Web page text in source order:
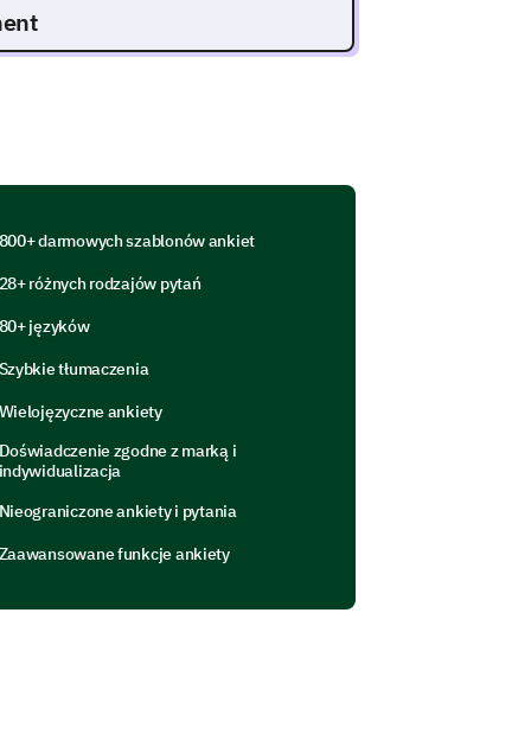
of job insecurity?
800+ darmowych szablonów ankiet
28+ różnych rodzajów pytań
80+ języków
Szybkie tłumaczenia
Wielojęzyczne ankiety
Doświadczenie zgodne z marką i
indywidualizacja
Nieograniczone ankiety i pytania
Zaawansowane funkcje ankiety